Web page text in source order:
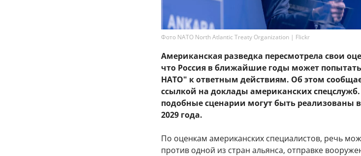
Фото NATO North Atlantic Treaty Organization | Flickr
Американская разведка пересмотрела свои
что Россия в ближайшие годы может
НАТО" к ответным действиям. Об этом
ссылкой на доклады американских
подобные сценарии могут быть реализованы
2029 года.
По оценкам американских специалистов, речь
против одной из стран альянса, отправке